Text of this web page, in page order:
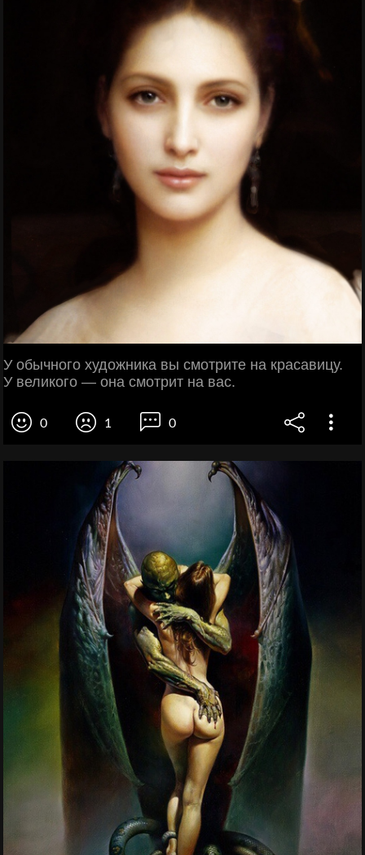
У обычного художника вы смотрите на красавицу.
У великого — она смотрит на вас.
0 1 0